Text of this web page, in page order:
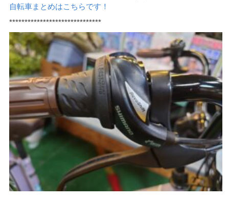
自転車まとめはこちらです！
******************************